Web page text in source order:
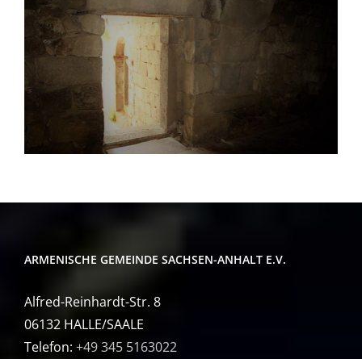
ARMENISCHE GEMEINDE SACHSEN-ANHALT E.V.
Alfred-Reinhardt-Str. 8
06132 HALLE/SAALE
Telefon: +49 345 5163022